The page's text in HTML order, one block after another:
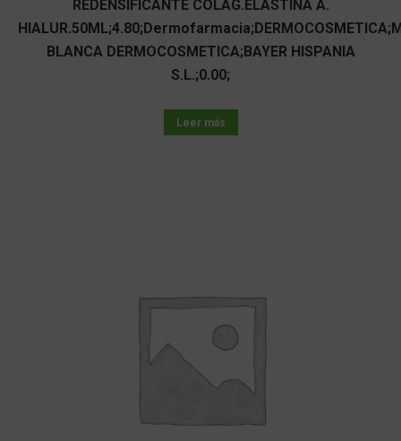
REDENSIFICANTE COLAG.ELASTINA A.
BLANCA DERMOCOSMETICA;BAYER HISPANIA
S.L.;0.00;
Leer más